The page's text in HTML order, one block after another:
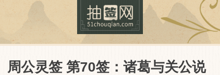
周公灵签 第70签：诸葛与关公说